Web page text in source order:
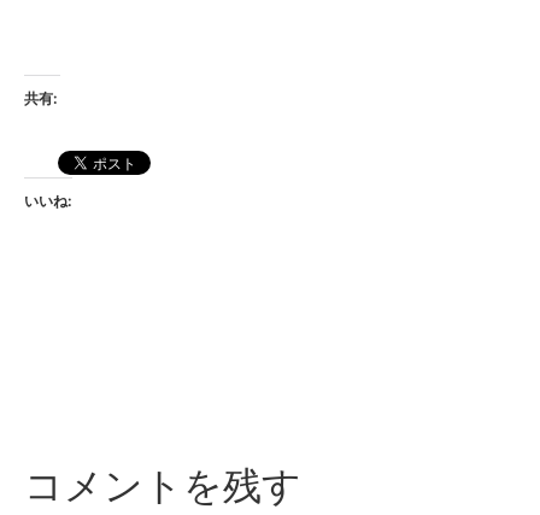
共有:
いいね:
コメントを残す